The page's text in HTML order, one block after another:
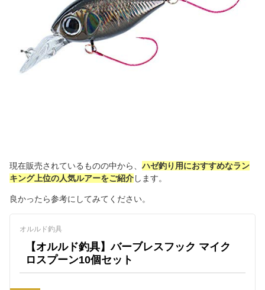
現在販売されているものの中から、ハゼ釣り用におすすめなラン
キング上位の人気ルアーをご紹介します。
良かったら参考にしてみてください。
オルルド釣具
【オルルド釣具】バーブレスフック マイク
ロスプーン10個セット